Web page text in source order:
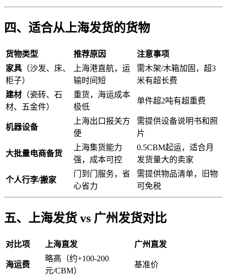
四、适合从上海发货的货物
货物类型 推荐原因
注意事项
家具 （沙发、床、
柜子）
上海港直航，运
输时间短
需木架/木箱加固，超3
米有超长费
建材 （瓷砖、石
材、五金件）
重货，海运成本
极低
单件超2吨有超重费
机器设备
上海出口报关方
便
需提供设备说明书和照
片
大批量电商备货
上海集货能力
强，成本可控
0.5CBM起运，适合月
发货量大的卖家
个人行李/搬家
门到门服务，省
心省力
需提供物品清单，旧物
可免税
五、上海发货 vs 广州发货对比
对比项 上海直发 广州直发
海运费
略高（约+100-200
元/CBM）
基准价